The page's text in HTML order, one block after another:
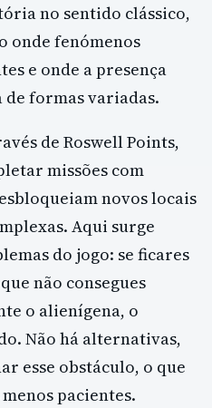
no sentido clássico,
onde fenómenos
e onde a presença
formas variadas.
de Roswell Points,
missões com
novos locais
Aqui surge
do jogo: se ficares
não consegues
o alienígena, o
Não há alternativas,
esse obstáculo, o que
pacientes.